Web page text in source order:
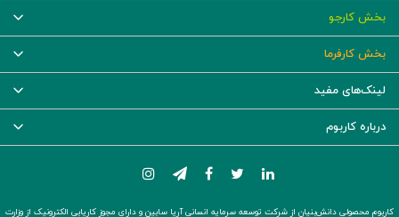
بخش کارجو
بخش کارفرما
لینک‌های مفید
درباره کاربوم
کاربوم محصولی دانش‌بنیان از شرکت توسعه سرمایه انسانی آریا سابین و دارای مجوز کاریابی الکترونیک از وزارت